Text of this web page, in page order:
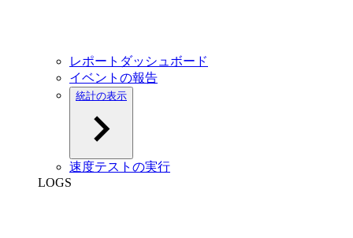
レポートダッシュボード
イベントの報告
統計の表示
速度テストの実行
LOGS